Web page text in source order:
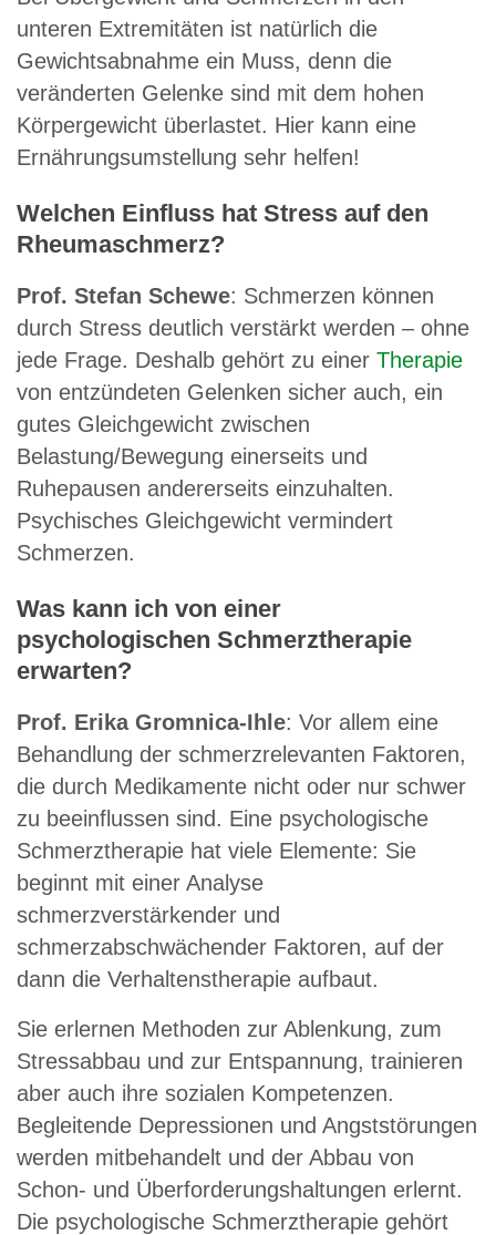
unteren Extremitäten ist natürlich die
Gewichtsabnahme ein Muss, denn die
veränderten Gelenke sind mit dem hohen
Körpergewicht überlastet. Hier kann eine
Ernährungsumstellung sehr helfen!
Welchen Einfluss hat Stress auf den
Rheumaschmerz?
Prof. Stefan Schewe: Schmerzen können
durch Stress deutlich verstärkt werden – ohne
jede Frage. Deshalb gehört zu einer Therapie
von entzündeten Gelenken sicher auch, ein
gutes Gleichgewicht zwischen
Belastung/Bewegung einerseits und
Ruhepausen andererseits einzuhalten.
Psychisches Gleichgewicht vermindert
Schmerzen.
Was kann ich von einer
psychologischen Schmerztherapie
erwarten?
Prof. Erika Gromnica-Ihle: Vor allem eine
Behandlung der schmerzrelevanten Faktoren,
die durch Medikamente nicht oder nur schwer
zu beeinflussen sind. Eine psychologische
Schmerztherapie hat viele Elemente: Sie
beginnt mit einer Analyse
schmerzverstärkender und
schmerzabschwächender Faktoren, auf der
dann die Verhaltenstherapie aufbaut.
Sie erlernen Methoden zur Ablenkung, zum
Stressabbau und zur Entspannung, trainieren
aber auch ihre sozialen Kompetenzen.
Begleitende Depressionen und Angststörungen
werden mitbehandelt und der Abbau von
Schon- und Überforderungshaltungen erlernt.
Die psychologische Schmerztherapie gehört